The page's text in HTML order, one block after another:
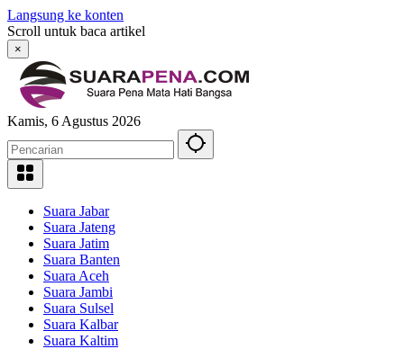
Langsung ke konten
Scroll untuk baca artikel
×
Kamis, 6 Agustus 2026
Suara Jabar
Suara Jateng
Suara Jatim
Suara Banten
Suara Aceh
Suara Jambi
Suara Sulsel
Suara Kalbar
Suara Kaltim